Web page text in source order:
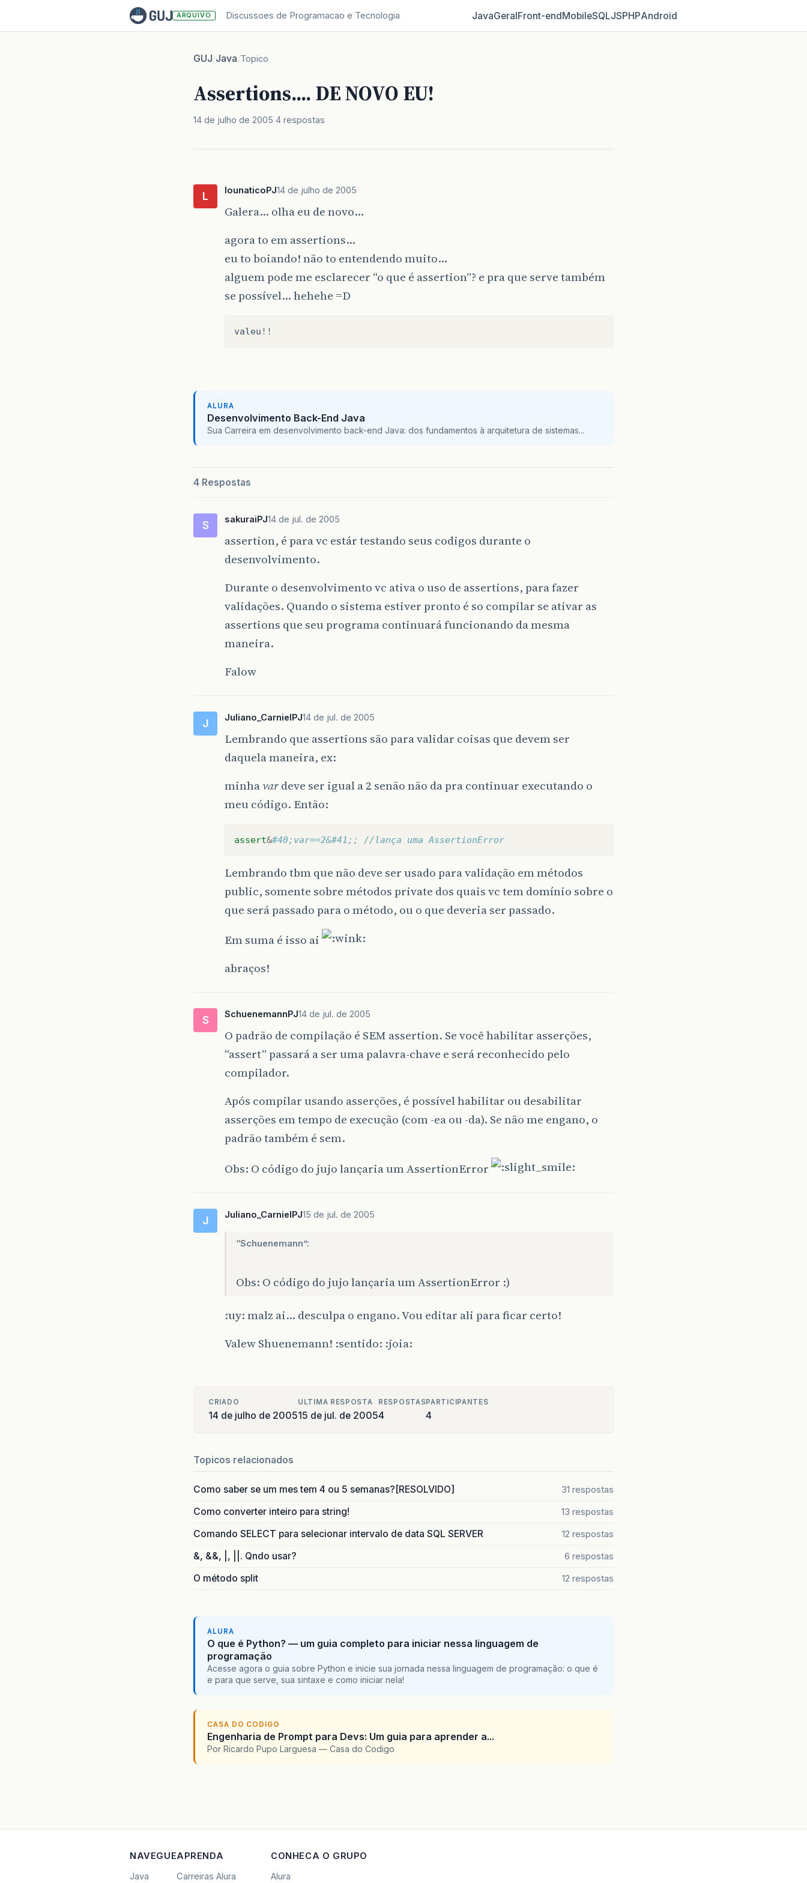
ARQUIVO Discussoes de Programacao e Tecnologia JavaGeralFront‑endMobileSQLJSPHPAndroid
GUJ/Java/Topico
Assertions.... DE NOVO EU!
14 de julho de 2005 4 respostas
L lounaticoPJ14 de julho de 2005
Galera… olha eu de novo…
agora to em assertions…
eu to boiando! não to entendendo muito…
alguem pode me esclarecer “o que é assertion”? e pra que serve também
se possível… hehehe =D
valeu !!
ALURA
Desenvolvimento Back-End Java
Sua Carreira em desenvolvimento back-end Java: dos fundamentos à arquitetura de sistemas...
4 Respostas
S sakuraiPJ14 de jul. de 2005
assertion, é para vc estár testando seus codigos durante o
desenvolvimento.
Durante o desenvolvimento vc ativa o uso de assertions, para fazer
validações. Quando o sistema estiver pronto é so compilar se ativar as
assertions que seu programa continuará funcionando da mesma
maneira.
Falow
J Juliano_CarnielPJ14 de jul. de 2005
Lembrando que assertions são para validar coisas que devem ser
daquela maneira, ex:
minhavardeve ser igual a 2 senão não da pra continuar executando o
meu código. Então:
assert&#40;var==2&#41;; //lança uma AssertionError
Lembrando tbm que não deve ser usado para validação em métodos
public, somente sobre métodos private dos quais vc tem domínio sobre o
que será passado para o método, ou o que deveria ser passado.
Em suma é isso ai
abraços!
S SchuenemannPJ14 de jul. de 2005
O padrão de compilação é SEM assertion. Se você habilitar asserções,
“assert” passará a ser uma palavra-chave e será reconhecido pelo
compilador.
Após compilar usando asserções, é possível habilitar ou desabilitar
asserções em tempo de execução (com -ea ou -da). Se não me engano, o
padrão também é sem.
Obs: O código do jujo lançaria um AssertionError
J Juliano_CarnielPJ15 de jul. de 2005
“Schuenemann”:
Obs: O código do jujo lançaria um AssertionError :)
:uy: malz ai… desculpa o engano. Vou editar ali para ficar certo!
Valew Shuenemann! :sentido: :joia:
CRIADO
14 de julho de 2005
ULTIMA RESPOSTA
15 de jul. de 2005
RESPOSTAS
4
PARTICIPANTES
4
Topicos relacionados
Como saber se um mes tem 4 ou 5 semanas?[RESOLVIDO] 31 respostas
Como converter inteiro para string! 13 respostas
Comando SELECT para selecionar intervalo de data SQL SERVER 12 respostas
&, &&, |, ||. Qndo usar? 6 respostas
O método split 12 respostas
ALURA
O que é Python? — um guia completo para iniciar nessa linguagem de
programação
Acesse agora o guia sobre Python e inicie sua jornada nessa linguagem de programação: o que é
e para que serve, sua sintaxe e como iniciar nela!
CASA DO CODIGO
Engenharia de Prompt para Devs: Um guia para aprender a...
Por Ricardo Pupo Larguesa — Casa do Codigo
NAVEGUE
Java
APRENDA
Carreiras Alura
CONHECA O GRUPO
Alura